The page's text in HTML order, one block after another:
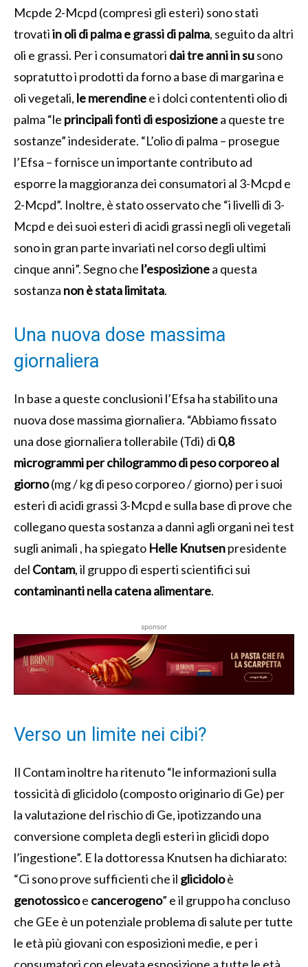
Mcpde 2-Mcpd (compresi gli esteri) sono stati
trovatiin oli di palma e grassi di palma, seguito da altri
oli e grassi. Per i consumatori dai tre anni in susono
sopratutto i prodotti da forno a base di margarina e
oli vegetali, le merendinee i dolci contententi olio di
palma “le principali fonti di esposizionea queste tre
sostanze” indesiderate. “L’olio di palma – prosegue
l’Efsa – fornisce un importante contributo ad
esporre la maggioranza dei consumatori al 3-Mcpd e
2-Mcpd”. Inoltre, è stato osservato che “i livelli di 3-
Mcpd e dei suoi esteri di acidi grassi negli oli vegetali
sono in gran parte invariati nel corso degli ultimi
cinque anni”. Segno che l’esposizionea questa
sostanza non è stata limitata.
Una nuova dose massima
giornaliera
In base a queste conclusioni l’Efsa ha stabilito una
nuova dose massima giornaliera. “Abbiamo fissato
una dose giornaliera tollerabile (Tdi) di 0,8
microgrammi per chilogrammo di peso corporeo al
giorno(mg / kg di peso corporeo / giorno) per i suoi
esteri di acidi grassi 3-Mcpd e sulla base di prove che
collegano questa sostanza a danni agli organi nei test
sugli animali , ha spiegato Helle Knutsenpresidente
del Contam, il gruppo di esperti scientifici sui
contaminanti nella catena alimentare.
sponsor
Verso un limite nei cibi?
Il Contam inoltre ha ritenuto “le informazioni sulla
tossicità di glicidolo (composto originario di Ge) per
la valutazione del rischio di Ge, ipotizzando una
conversione completa degli esteri in glicidi dopo
l’ingestione”. E la dottoressa Knutsen ha dichiarato:
“Ci sono prove sufficienti che il glicidoloè
genotossicoe cancerogeno” e il gruppo ha concluso
che GEe è un potenziale problema di salute per tutte
le età più giovani con esposizioni medie, e per i